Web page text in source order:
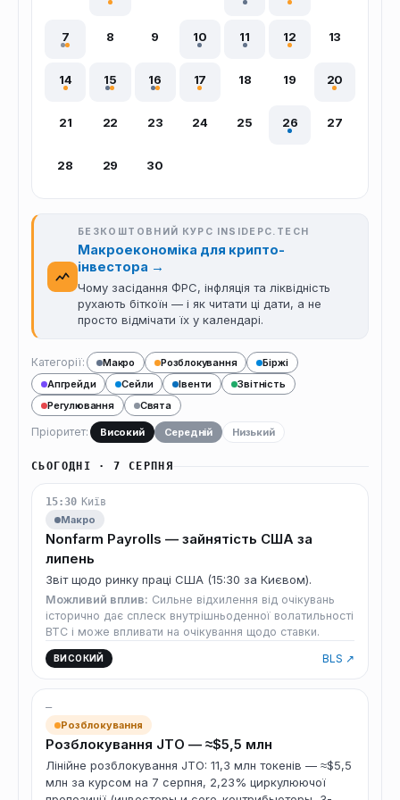
7 8 9 10 11 12 13
14 15 16 17 18 19 20
21 22 23 24 25 26 27
28 29 30
БЕЗКОШТОВНИЙ КУРС INSIDEPC.TECH
Макроекономіка для крипто-
інвестора →
Чому засідання ФРС, інфляція та ліквідність
рухають біткоїн — і як читати ці дати, а не
просто відмічати їх у календарі.
Категорії: Макро Розблокування
Біржі
Апгрейди
Сейли Івенти
Звітність
Регулювання
Свята
Пріоритет: Високий Середній Низький
СЬОГОДНІ · 7 СЕРПНЯ
15:30 Київ
Макро
Nonfarm Payrolls — зайнятість США за
липень
Звіт щодо ринку праці США (15:30 за Києвом).
Можливий вплив: Сильне відхилення від очікувань
історично дає сплеск внутрішньоденної волатильності
BTC і може впливати на очікування щодо ставки.
ВИСОКИЙ BLS ↗
—
Розблокування
Розблокування JTO — ≈$5,5 млн
Лінійне розблокування JTO: 11,3 млн токенів — ≈$5,5
млн за курсом на 7 серпня, 2,23% циркулюючої